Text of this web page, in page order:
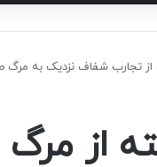
از تجارب شفاف نزدیک به
از